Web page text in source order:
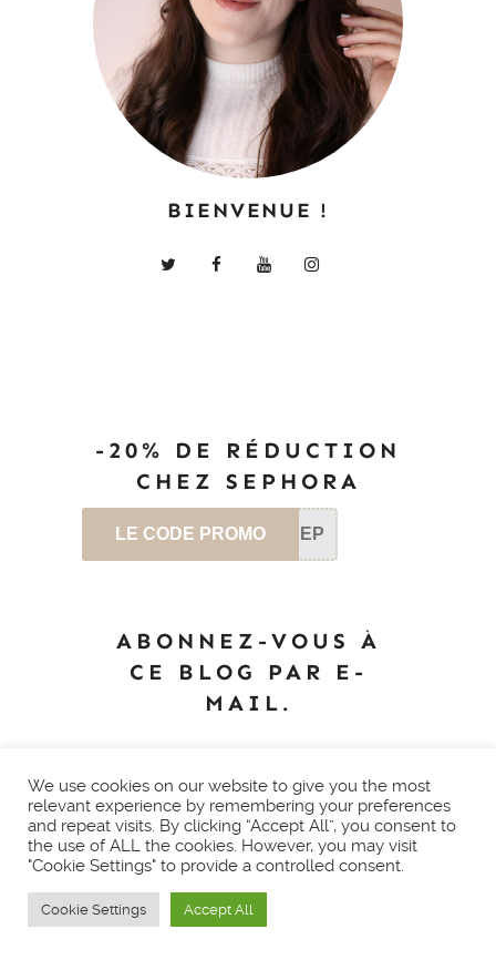
BIENVENUE !
-20% DE RÉDUCTION
CHEZ SEPHORA
LE CODE PROMO SEP
ABONNEZ-VOUS À
CE BLOG PAR E-
MAIL.
vous abonner à ce blog et recevoir
une notification de chaque nouvel
article par e-mail.
Adresse
e-
mail
We use cookies on our website to give you the most
relevant experience by remembering your preferences
and repeat visits. By clicking “Accept All”, you consent to
the use of ALL the cookies. However, you may visit
"Cookie Settings" to provide a controlled consent.
Cookie Settings Accept All